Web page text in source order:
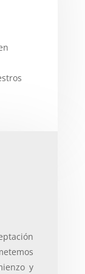
y